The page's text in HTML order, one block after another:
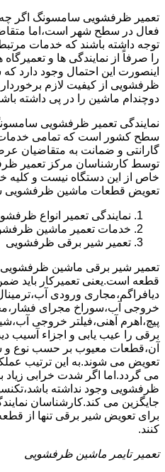
تعمیر ظرفشویی سامسونگ اگر چه
فعال در سطح شهر است،اما
توجه داشته باشند که خدمات
را صرفاً از نمایندگی ها و
اینصورت این احتمال وجود دارد
ظرفشویی از کیفیت لازم
دوچندام ماشین را در پی داشته
نمایندگی تعمیر ظرفشویی
سطح کشور است که تمامی خدمات
گارانتی و ضمانت به متقاضیان
توسط کارشناسان مرکز تعمیر
خاص از این دستگاه نیست و کلیه
تعویض قطعات ماشین ظرفشویی
نمایندگی تعمیر انواع
خدمات تعمیر ماشین
تعمیر شیر برقی ظرفشویی
تعمیر شیر برقی ماشین
قطعه است.یعنی تعمیرکار باید
دیافراگم،مجاری ورودی
خروجی آب،سوراخ مجرای
پیچ،اهرم آهنی،فیلتر خروجی
برقی را عیب یابی و اجزاء آسیب
آن،قطعات معیوب بر حسب نوع و
تعویض می شوند.به این ترتیب
می گردد.اما اگر شدت خرابی زیاد
ظرفشویی وجود نداشته
جایگزین می کند.کارشناسان
برای تعویض شیر برقی تنها از
کنند.
تعمیر تایمر ماشین ظرفشویی